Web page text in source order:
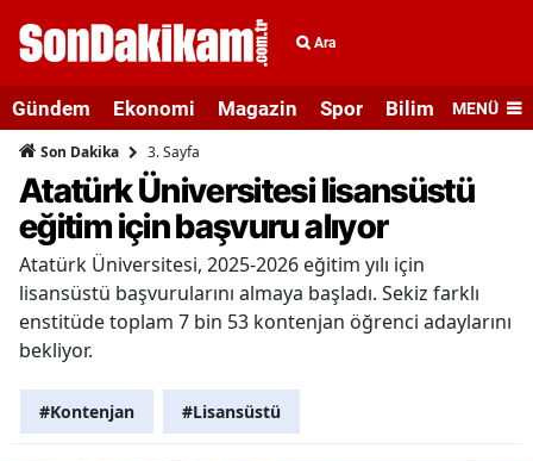
Ara
Gündem Ekonomi Magazin Spor Bilim veMENÜ
Son Dakika 3. Sayfa
Atatürk Üniversitesi lisansüstü
eğitim için başvuru alıyor
Atatürk Üniversitesi, 2025-2026 eğitim yılı için
lisansüstü başvurularını almaya başladı. Sekiz farklı
enstitüde toplam 7 bin 53 kontenjan öğrenci adaylarını
bekliyor.
#Kontenjan #Lisansüstü